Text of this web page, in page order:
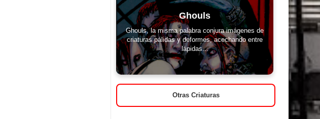
Ghouls
Ghouls, la misma palabra conjura imágenes de
criaturas pálidas y deformes, acechando entre
lápidas...
Otras Criaturas